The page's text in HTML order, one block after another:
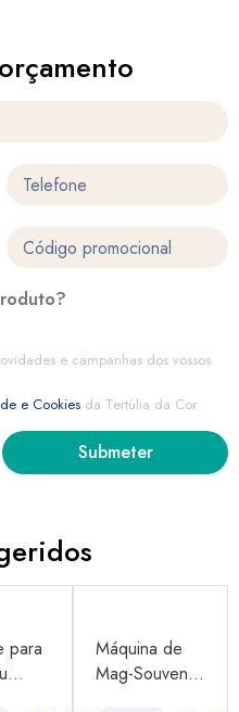
e campanhas dos vossos
e Cookies da Tertúlia da Cor
para
Máquina de
Mag-Souven...